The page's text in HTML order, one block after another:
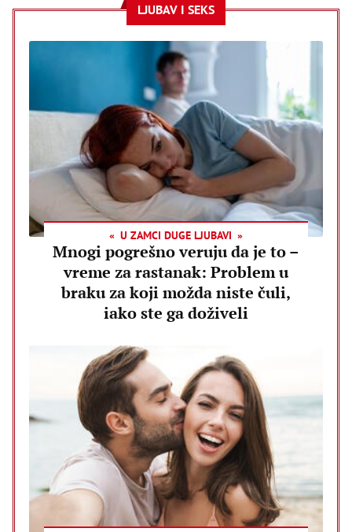
LJUBAV I SEKS
U ZAMCI DUGE LJUBAVI
Mnogi pogrešno veruju da je to –
vreme za rastanak: Problem u
braku za koji možda niste čuli,
iako ste ga doživeli